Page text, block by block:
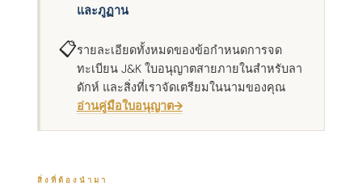
📋
และภูฏาน
รายละเอียดทั้งหมดของข้อกําหนดการจด
ทะเบียน J&K ใบอนุญาตสายภายในสําหรับลา
ดักห์ และสิ่งที่เราจัดเตรียมในนามของคุณ
อ่านคู่มือใบอนุญาต→
สิ่งที่ต้องนํามา